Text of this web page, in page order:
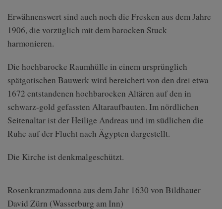
Erwähnenswert sind auch noch die Fresken aus dem Jahre
1906, die vorzüglich mit dem barocken Stuck
harmonieren.
Die hochbarocke Raumhülle in einem ursprünglich
spätgotischen Bauwerk wird bereichert von den drei etwa
1672 entstandenen hochbarocken Altären auf den in
schwarz-gold gefassten Altaraufbauten. Im nördlichen
Seitenaltar ist der Heilige Andreas und im südlichen die
Ruhe auf der Flucht nach Ägypten dargestellt.
Die Kirche ist denkmalgeschützt.
Rosenkranzmadonna aus dem Jahr 1630 von Bildhauer
David Zürn (Wasserburg am Inn)